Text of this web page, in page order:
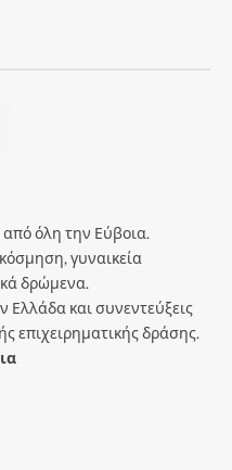
όλη την Εύβοια.
γυναικεία
δρώμενα.
Ελλάδα και συνεντεύξεις
επιχειρηματικής δράσης.